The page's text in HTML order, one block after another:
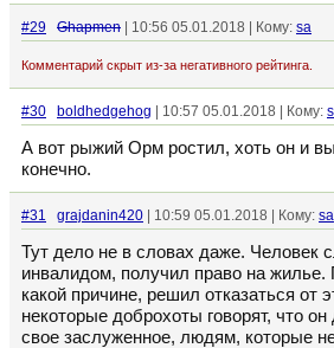
#29 Ghapmen | 10:56 05.01.2018 | Кому: sa
Комментарий скрыт из-за негативного рейтинга.
#30 boldhedgehog | 10:57 05.01.2018 | Кому:
А вот рыжий Орм ростил, хоть он и
конечно.
#31 grajdanin420 | 10:59 05.01.2018 | Кому: sa
Тут дело не в словах даже. Человек
инвалидом, получил право на жилье.
какой причине, решил отказаться от
некоторые доброхоты говорят, что
свое заслуженное, людям, которые